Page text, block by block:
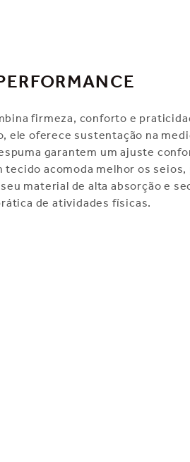
firmeza, conforto e
ele oferece sustentação na
garantem um ajuste
tecido acomoda melhor os
material de alta absorção e
de atividades físicas.